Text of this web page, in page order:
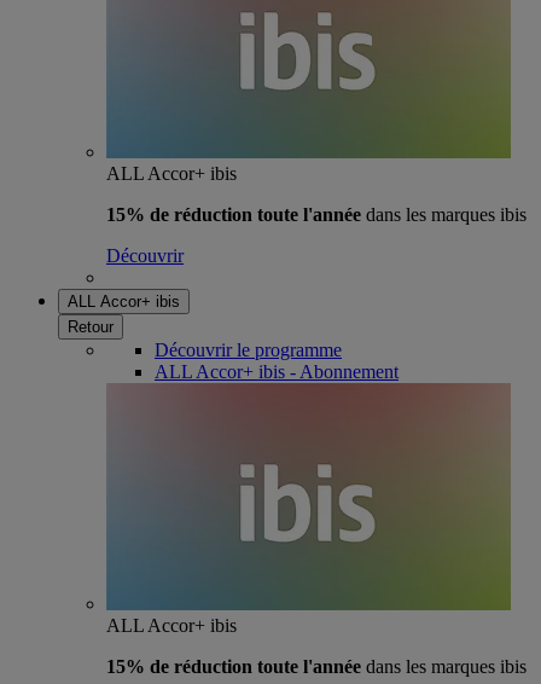
ALL Accor+ ibis
15% de réduction toute l'année dans les marques ibis
Découvrir
ALL Accor+ ibis
Retour
Découvrir le programme
ALL Accor+ ibis - Abonnement
ALL Accor+ ibis
15% de réduction toute l'année dans les marques ibis